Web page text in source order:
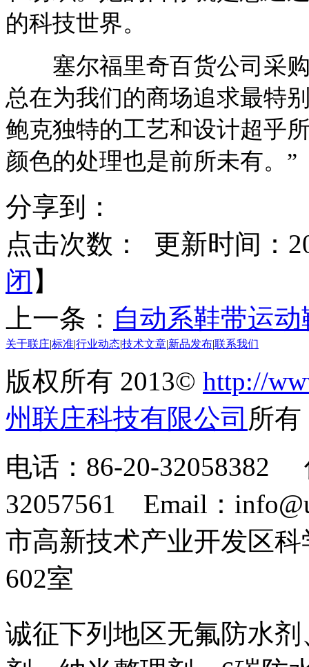
的科技世界。
塞尔福里奇百货公司采购
总在为我们的商场追求最特
鲍克独特的工艺和设计超乎
颜色的处理也是前所未有。”
分享到：
点击次数：
更新时间：
闭 】
上一条： 自动系鞋带运动
关于联庄标准行业动态技术文章 新品发布联系我们
版权所有 2013© http://
州联庄科技有限公司 所
电话：86-20-32058382
32057561 Email：
市高新技术产业开发区
602室
诚征下列地区无氟防水